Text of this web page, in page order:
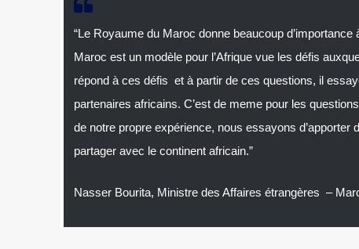
“Le Royaume du Maroc donne beaucoup d’importance
Maroc est un modèle pour l’Afrique vue les défis
répond à ces défis et à partir de ces questions, il
partenaires africains. C’est de meme pour les
de notre propre expérience, nous essayons d’apporter
partager avec le continent africain.”
Nasser Bourita, Ministre des Affaires étrangères –